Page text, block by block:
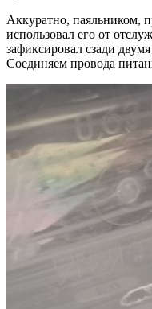
Аккуратно, паяльником,
использовал его от
зафиксировал сзади
Соединяем провода